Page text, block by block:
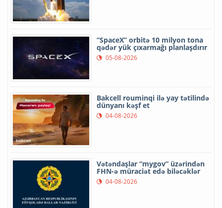
“SpaceX” orbitə 10 milyon tona
qədər yük çıxarmağı planlaşdırır
05-08-2026
Bakcell rouminqi ilə yay tətilində
dünyanı kəşf et
04-08-2026
Vətəndaşlar “mygov” üzərindən
FHN-ə müraciət edə biləcəklər
04-08-2026